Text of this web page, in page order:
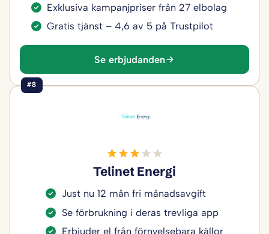
Exklusiva kampanjpriser från 27 elbolag
Gratis tjänst – 4,6 av 5 på Trustpilot
Se erbjudanden
#8
Telinet Energi
Just nu 12 mån fri månadsavgift
Se förbrukning i deras trevliga app
Erbjuder el från förnyelsebara källor